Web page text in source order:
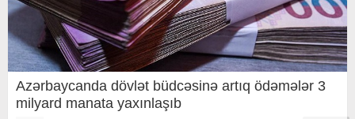
Azərbaycanda dövlət büdcəsinə artıq ödəmələr 3
milyard manata yaxınlaşıb